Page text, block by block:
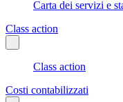
Carta dei servizi e
Class action
Class action
Costi contabilizzati